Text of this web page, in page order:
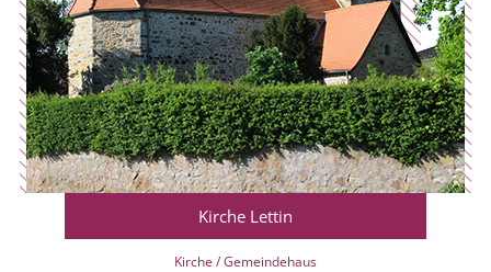
Kirche Lettin
Kirche / Gemeindehaus